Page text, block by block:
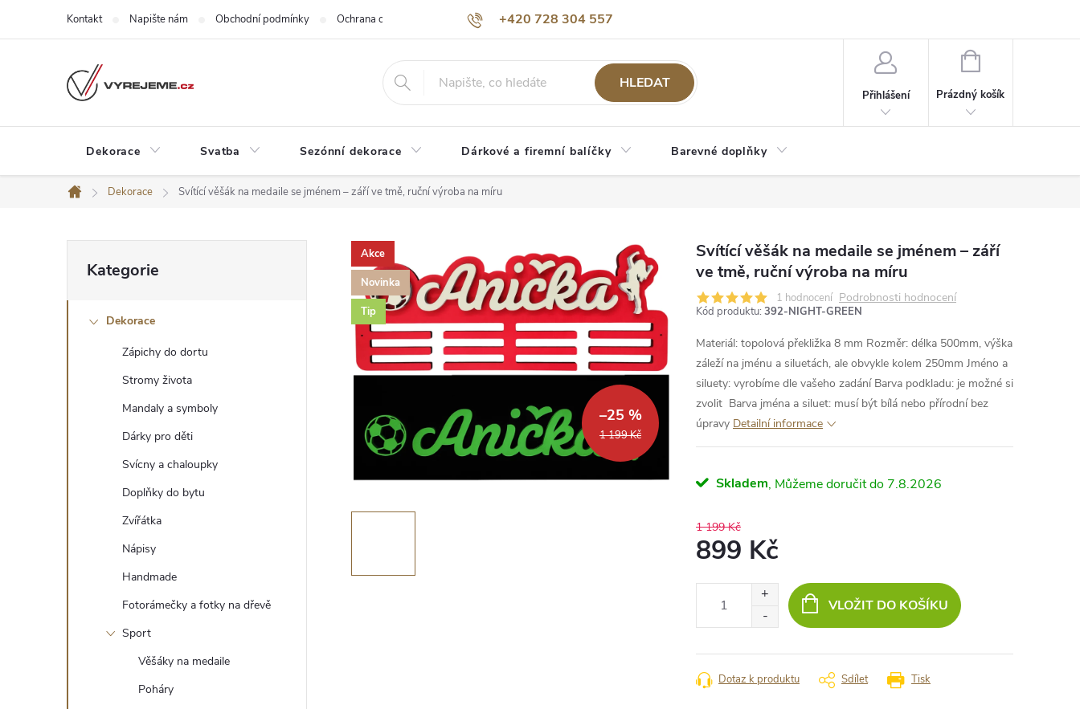
+420 728 304 557
Kontakt Napište nám Obchodní podmínky Ochrana osobních údajů O nás
HLEDAT
Přihlášení
NÁKUPNÍ
Prázdný košík
Dekorace Svatba Sezónní dekorace Dárkové a firemní balíčky Barevné doplňky
Domů
Dekorace Svítící věšák na medaile se jménem – září ve tmě, ruční výroba na míru
o
kategorie
Kategorie
Dekorace
Zápichy do dortu
Stromy života
Mandaly a symboly
Dárky pro děti
Svícny a chaloupky
Doplňky do bytu
Zvířátka
Nápisy
Handmade
Fotorámečky a fotky na dřevě
Sport
Věšáky na medaile
Poháry
Akce
Novinka
Tip
1 199 Kč
–25 %
Svítící věšák na medaile se jménem – září
ve tmě, ruční výroba na míru
1 hodnocení Podrobnosti hodnocení
Kód produktu: 392-NIGHT-GREEN
Materiál: topolová překližka 8 mm Rozměr: délka 500mm, výška
záleží na jménu a siluetách, ale obvykle kolem 250mm Jméno a
siluety: vyrobíme dle vašeho zadání Barva podkladu: je možné si
zvolit Barva jména a siluet: musí být bílá nebo přírodní bez
úpravy Detailní informace
Skladem 7.8.2026
1 199 Kč
899 Kč
VLOŽIT DO KOŠÍKU
Tisk
Dotaz k produktu Sdílet